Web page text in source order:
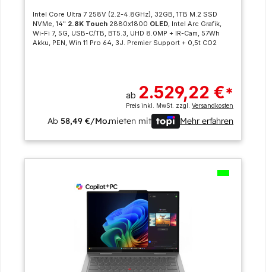
Intel Core Ultra 7 258V (2.2-4.8GHz), 32GB, 1TB M.2 SSD
NVMe, 14" 2.8K Touch2880x1800 OLED, Intel Arc Grafik,
Wi-Fi 7, 5G, USB-C/TB, BT5.3, UHD 8.0MP + IR-Cam, 57Wh
Akku, PEN, Win 11 Pro 64, 3J. Premier Support + 0,5t CO2
ab 2.529,22 €*
Preis inkl. MwSt. zzgl.Versandkosten
Ab58,49 €/Mo.mieten mit Mehr erfahren